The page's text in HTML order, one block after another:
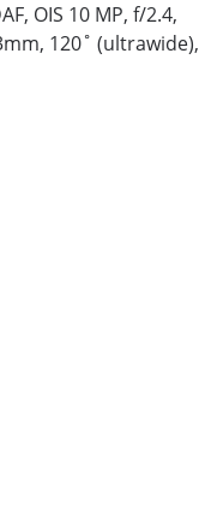
OIS 10 MP, f/2.4,
120˚ (ultrawide),